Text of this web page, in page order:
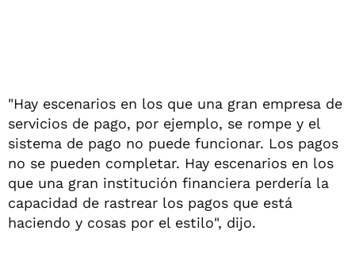
"Hay escenarios en los que una gran empresa de
servicios de pago, por ejemplo, se rompe y el
sistema de pago no puede funcionar. Los pagos
no se pueden completar. Hay escenarios en los
que una gran institución financiera perdería la
capacidad de rastrear los pagos que está
haciendo y cosas por el estilo", dijo.